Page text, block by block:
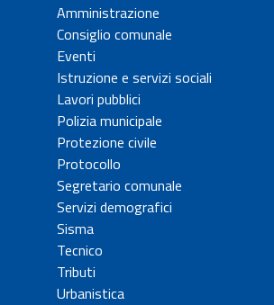
Amministrazione
Consiglio comunale
Eventi
Istruzione e servizi sociali
Lavori pubblici
Polizia municipale
Protezione civile
Protocollo
Segretario comunale
Servizi demografici
Sisma
Tecnico
Tributi
Urbanistica